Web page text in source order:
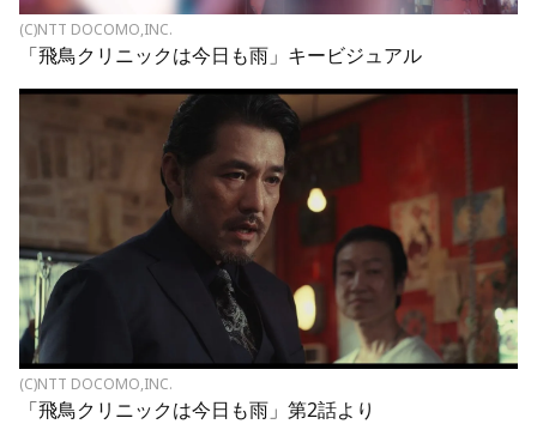
(C)NTT DOCOMO,INC.
「飛鳥クリニックは今日も雨」キービジュアル
(C)NTT DOCOMO,INC.
「飛鳥クリニックは今日も雨」第2話より